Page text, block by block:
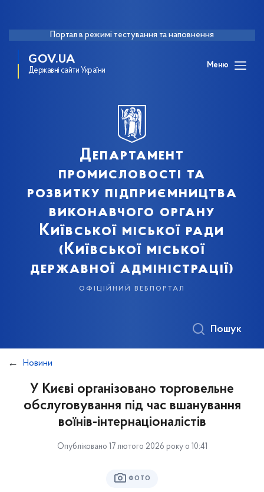
Портал в режимі тестування та наповнення
GOV.UA
Державні сайти України
Меню
Департамент
промисловості та
розвитку підприємництва
виконавчого органу
Київської міської ради
(Київської міської
державної адміністрації)
офіційний вебпортал
Пошук
Новини
У Києві організовано торговельне
обслуговування під час вшанування
воїнів-інтернаціоналістів
Опубліковано 17 лютого 2026 року о 10:41
ФОТО